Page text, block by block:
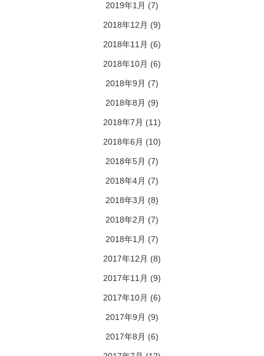
2019年1月 (7)
2018年12月 (9)
2018年11月 (6)
2018年10月 (6)
2018年9月 (7)
2018年8月 (9)
2018年7月 (11)
2018年6月 (10)
2018年5月 (7)
2018年4月 (7)
2018年3月 (8)
2018年2月 (7)
2018年1月 (7)
2017年12月 (8)
2017年11月 (9)
2017年10月 (6)
2017年9月 (9)
2017年8月 (6)